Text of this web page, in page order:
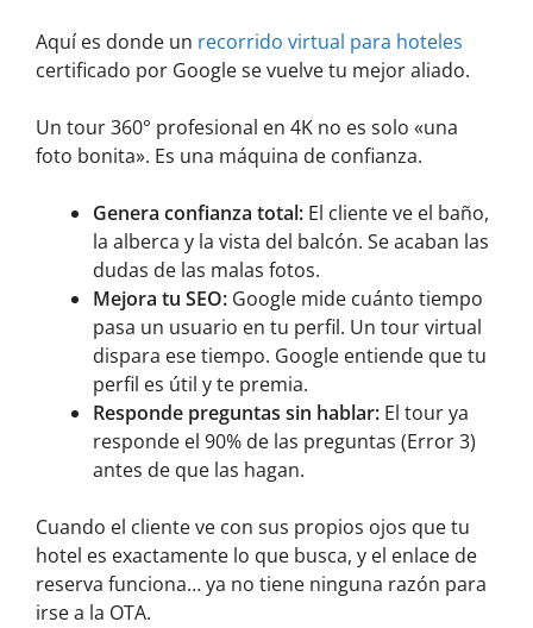
Aquí es donde un recorrido virtual para hoteles
certificado por Google se vuelve tu mejor aliado.
Un tour 360° profesional en 4K no es solo «una
foto bonita». Es una máquina de confianza.
Genera confianza total: El cliente ve el baño,
la alberca y la vista del balcón. Se acaban las
dudas de las malas fotos.
Mejora tu SEO: Google mide cuánto tiempo
pasa un usuario en tu perfil. Un tour virtual
dispara ese tiempo. Google entiende que tu
perfil es útil y te premia.
Responde preguntas sin hablar: El tour ya
responde el 90% de las preguntas (Error 3)
antes de que las hagan.
Cuando el cliente ve con sus propios ojos que tu
hotel es exactamente lo que busca, y el enlace de
reserva funciona… ya no tiene ninguna razón para
irse a la OTA.